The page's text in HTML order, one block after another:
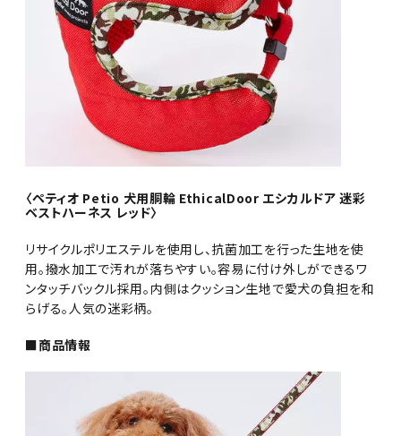
〈ペティオ Petio 犬用胴輪 EthicalDoor エシカルドア 迷彩
ベストハーネス レッド〉
リサイクルポリエステルを使用し、抗菌加工を行った生地を使
用。撥水加工で汚れが落ちやすい。容易に付け外しができるワ
ンタッチバックル採用。内側はクッション生地で愛犬の負担を和
らげる。人気の迷彩柄。
■商品情報